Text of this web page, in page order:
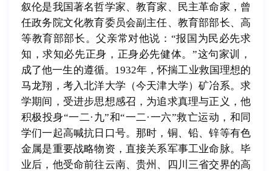
叙伦是我国著名哲学家、教育家、民主革命家，曾
任政务院文化教育委员会副主任、教育部部长、高
等教育部部长。父亲常对他说：“报国为民必先求
知，求知必先正身，正身必先健体。”这句家训，
成了他一生的遵循。1932年，怀揣工业救国理想的
马龙翔，考入北洋大学（今天津大学）矿冶系。求
学期间，受进步思想感召，为追求真理与正义，他
积极投身“一二·九”和“一二·一六”救亡运动，和同
学们一起高喊抗日口号。那时，铜、铅、锌等有色
金属是重要战略物资，直接关系军事工业命脉。毕
业后，他受命前往云南、贵州、四川三省交界的高